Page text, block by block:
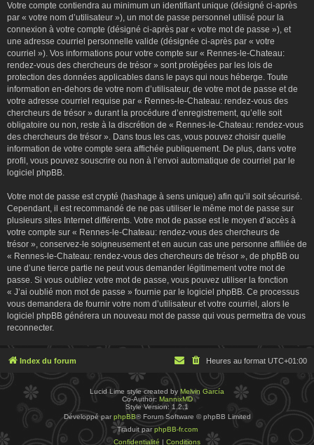
Votre compte contiendra au minimum un identifiant unique (désigné ci-après
par « votre nom d’utilisateur »), un mot de passe personnel utilisé pour la
connexion à votre compte (désigné ci-après par « votre mot de passe »), et
une adresse courriel personnelle valide (désignée ci-après par « votre
courriel »). Vos informations pour votre compte sur « Rennes-le-Chateau:
rendez-vous des chercheurs de trésor » sont protégées par les lois de
protection des données applicables dans le pays qui nous héberge. Toute
information en-dehors de votre nom d’utilisateur, de votre mot de passe et de
votre adresse courriel requise par « Rennes-le-Chateau: rendez-vous des
chercheurs de trésor » durant la procédure d’enregistrement, qu’elle soit
obligatoire ou non, reste à la discrétion de « Rennes-le-Chateau: rendez-vous
des chercheurs de trésor ». Dans tous les cas, vous pouvez choisir quelle
information de votre compte sera affichée publiquement. De plus, dans votre
profil, vous pouvez souscrire ou non à l’envoi automatique de courriel par le
logiciel phpBB.
Votre mot de passe est crypté (hashage à sens unique) afin qu’il soit sécurisé.
Cependant, il est recommandé de ne pas utiliser le même mot de passe sur
plusieurs sites Internet différents. Votre mot de passe est le moyen d’accès à
votre compte sur « Rennes-le-Chateau: rendez-vous des chercheurs de
trésor », conservez-le soigneusement et en aucun cas une personne affiliée de
« Rennes-le-Chateau: rendez-vous des chercheurs de trésor », de phpBB ou
une d’une tierce partie ne peut vous demander légitimement votre mot de
passe. Si vous oubliez votre mot de passe, vous pouvez utiliser la fonction
« J’ai oublié mon mot de passe » fournie par le logiciel phpBB. Ce processus
vous demandera de fournir votre nom d’utilisateur et votre courriel, alors le
logiciel phpBB générera un nouveau mot de passe qui vous permettra de vous
reconnecter.
Index du forum Heures au format UTC+01:00
Lucid Lime style created by Melvin García
Co-Author: MannixMD
Style Version: 1.2.1
Développé par phpBB® Forum Software © phpBB Limited
Traduit parphpBB-fr.com
Confidentialité | Conditions